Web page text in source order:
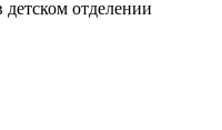
отделении